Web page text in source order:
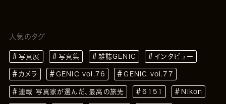
人気のタグ
写真展 写真集 雑誌GENIC インタビュー
カメラ GENIC vol.76 GENIC vol.77
連載 写真家が選んだ、最高の旅先 6151 Nikon